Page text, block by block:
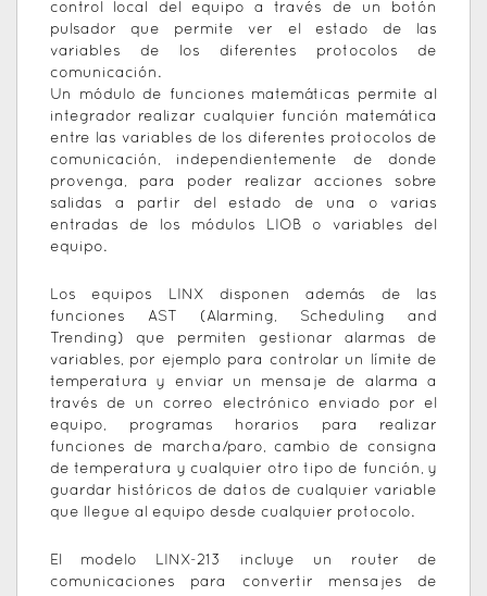
control local del equipo a través de un botón
pulsador que permite ver el estado de las
variables de los diferentes protocolos de
comunicación.
Un módulo de funciones matemáticas permite al
integrador realizar cualquier función matemática
entre las variables de los diferentes protocolos de
comunicación, independientemente de donde
provenga, para poder realizar acciones sobre
salidas a partir del estado de una o varias
entradas de los módulos LIOB o variables del
equipo.
Los equipos LINX disponen además de las
funciones AST (Alarming, Scheduling and
Trending) que permiten gestionar alarmas de
variables, por ejemplo para controlar un límite de
temperatura y enviar un mensaje de alarma a
través de un correo electrónico enviado por el
equipo, programas horarios para realizar
funciones de marcha/paro, cambio de consigna
de temperatura y cualquier otro tipo de función, y
guardar históricos de datos de cualquier variable
que llegue al equipo desde cualquier protocolo.
El modelo LINX-213 incluye un router de
comunicaciones para convertir mensajes de